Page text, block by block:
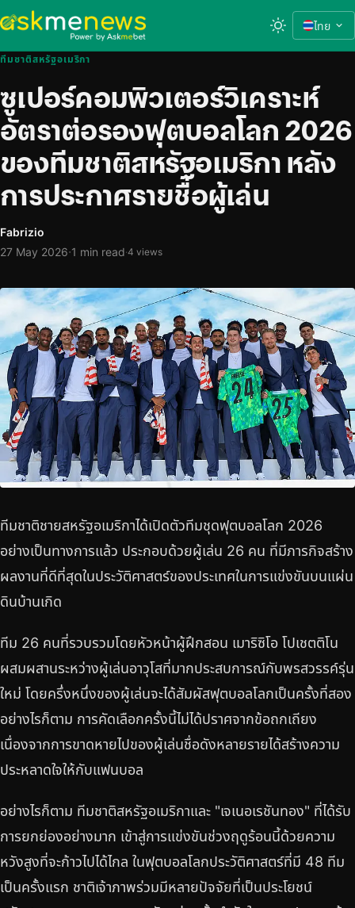
ไทย
ทีมชาติสหรัฐอเมริกา
ซูเปอร์คอมพิวเตอร์วิเคราะห์
อัตราต่อรองฟุตบอลโลก 2026
ของทีมชาติสหรัฐอเมริกา หลัง
การประกาศรายชื่อผู้เล่น
Fabrizio
27 May 2026·1 min read·4 views
ทีมชาติชายสหรัฐอเมริกาได้เปิดตัวทีมชุดฟุตบอลโลก 2026
อย่างเป็นทางการแล้ว ประกอบด้วยผู้เล่น 26 คน ที่มีภารกิจสร้าง
ผลงานที่ดีที่สุดในประวัติศาสตร์ของประเทศในการแข่งขันบนแผ่น
ดินบ้านเกิด
ทีม 26 คนที่รวบรวมโดยหัวหน้าผู้ฝึกสอน เมาริซิโอ โปเชตติโน
ผสมผสานระหว่างผู้เล่นอาวุโสที่มากประสบการณ์กับพรสวรรค์รุ่น
ใหม่ โดยครึ่งหนึ่งของผู้เล่นจะได้สัมผัสฟุตบอลโลกเป็นครั้งที่สอง
อย่างไรก็ตาม การคัดเลือกครั้งนี้ไม่ได้ปราศจากข้อถกเถียง
เนื่องจากการขาดหายไปของผู้เล่นชื่อดังหลายรายได้สร้างความ
ประหลาดใจให้กับแฟนบอล
อย่างไรก็ตาม ทีมชาติสหรัฐอเมริกาและ "เจเนอเรชันทอง" ที่ได้รับ
การยกย่องอย่างมาก เข้าสู่การแข่งขันช่วงฤดูร้อนนี้ด้วยความ
หวังสูงที่จะก้าวไปได้ไกล ในฟุตบอลโลกประวัติศาสตร์ที่มี 48 ทีม
เป็นครั้งแรก ชาติเจ้าภาพร่วมมีหลายปัจจัยที่เป็นประโยชน์